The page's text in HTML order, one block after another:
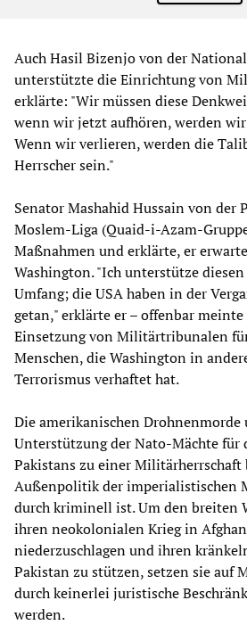
Auch Hasil Bizenjo von der
unterstützte die Einrichtung von
erklärte: "Wir müssen diese
wenn wir jetzt aufhören, werden
Wenn wir verlieren, werden die
Herrscher sein."
Senator Mashahid Hussain von der
Moslem-Liga (Quaid-i-Azam-
Maßnahmen und erklärte, er
Washington. "Ich unterstütze
Umfang; die USA haben in der
getan," erklärte er – offenbar
Einsetzung von Militärtribunalen
Menschen, die Washington in
Terrorismus verhaftet hat.
Die amerikanischen Drohnenmorde
Unterstützung der Nato-Mächte für
Pakistans zu einer Militärherrschaft
Außenpolitik der imperialistischen
durch kriminell ist. Um den breiten
ihren neokolonialen Krieg in
niederzuschlagen und ihren
Pakistan zu stützen, setzen sie auf
durch keinerlei juristische
werden.